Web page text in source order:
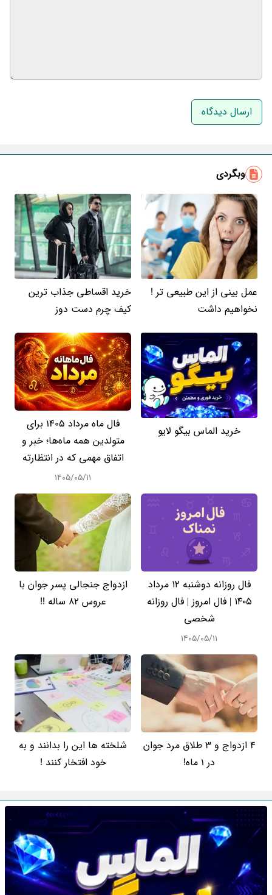
نام و نام خانوادگی
وبگردی
عمل بینی از این طبیعی تر !
نخواهیم داشت
خرید اقساطی جذاب ترین
کیف چرم دست دوز
خرید الماس بیگو لایو
فال ماه مرداد 1405 برای
متولدین همه ماه‌ها؛ خبر و
اتفاق مهمی که در انتظارته
۱۴۰۵/۰۵/۱۱
فال روزانه دوشنبه ۱۲ مرداد
۱۴۰۵ | فال امروز | فال روزانه
شخصی
۱۴۰۵/۰۵/۱۱
ازدواج جنجالی پسر جوان با
عروس 82 ساله !!
4 ازدواج و 3 طلاق مرد جوان
در 1 ماه!
شلخته ها این را بدانند و به
خود افتخار کنند !